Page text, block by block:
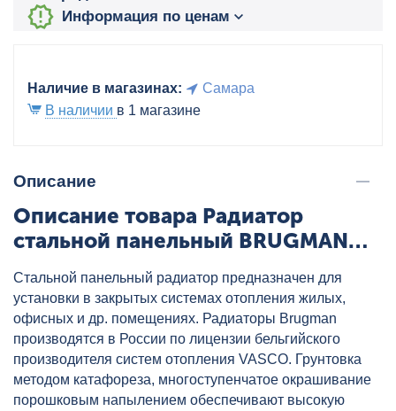
Информация по ценам
Наличие в магазинах:
Самара
В наличии в 1 магазине
Описание
Описание товара Радиатор
стальной панельный BRUGMAN
FEV22 500/800 нижнее
подключение, артикул:
FEV220500801UBY
Стальной панельный радиатор предназначен для
установки в закрытых системах отопления жилых,
офисных и др. помещениях. Радиаторы Brugman
производятся в России по лицензии бельгийского
производителя систем отопления VASCO. Грунтовка
методом катафореза, многоступенчатое окрашивание
порошковым напылением обеспечивают высокую